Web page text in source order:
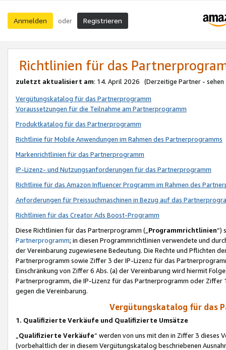
Anmelden oder Registrieren
Richtlinien für das
zuletzt aktualisiert am: 14. April 2026 (Derzeitige Partner - sehen
Vergütungskatalog für das Partnerprogramm
Voraussetzungen für die Teilnahme am Partnerprogramm
Produktkatalog für das Partnerprogramm
Richtlinie für Mobile Anwendungen im Rahmen des Partnerprogramms
Markenrichtlinien für das Partnerprogramm
IP-Lizenz- und Nutzungsanforderungen für das Partnerprogramm
Richtlinie für das Amazon Influencer Programm im Rahmen des
Anforderungen für Preissuchmaschinen in Bezug auf das
Richtlinien für das Creator Ads Boost-Programm
Diese Richtlinien für das Partnerprogramm („Programmrichtlinien“)
Partnerprogramm; in diesen Programmrichtlinien verwendete und
der Vereinbarung zugewiesene Bedeutung. Die Rechte und Pflichten
Partnerprogramm sowie Ziffer 3 der IP-Lizenz für das
Einschränkung von Ziffer 6 Abs. (a) der Vereinbarung wird hiermit
Partnerprogramm, die IP-Lizenz für das Partnerprogramm oder
gegen die Vereinbarung.
Vergütungskatalog für das
1. Qualifizierte Verkäufe und Qualifizierte Umsätze
Qualifizierte Verkäufe“ werden von uns mit den in Ziffer 3
(vorbehaltlich der in diesem Vergütungskatalog beschriebenen